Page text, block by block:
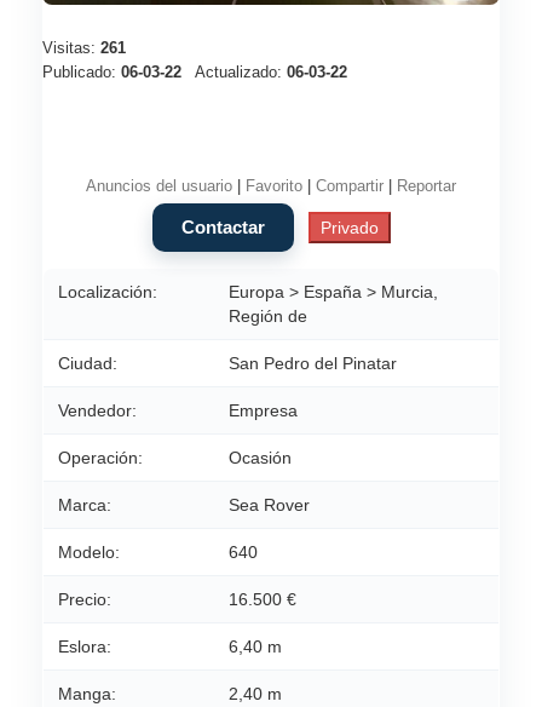
Visitas: 261
Publicado: 06-03-22 Actualizado: 06-03-22
Anuncios del usuario Favorito Compartir Reportar
Localización:
Europa > España > Murcia,
Región de
Ciudad: San Pedro del Pinatar
Vendedor: Empresa
Operación: Ocasión
Marca: Sea Rover
Modelo: 640
Precio: 16.500 €
Eslora: 6,40 m
Manga: 2,40 m